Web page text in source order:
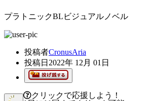
プラトニックBLビジュアルノベル
投稿者CronusAria
投稿日 2022年 12月 01日
クリックで応援しよう！